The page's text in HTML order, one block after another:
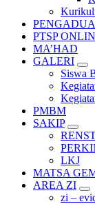
PTSP
MA’HAD
GALERI
Siswa
PMBM
SAKIP
LKJ
MATSA
AREA ZI
zi –